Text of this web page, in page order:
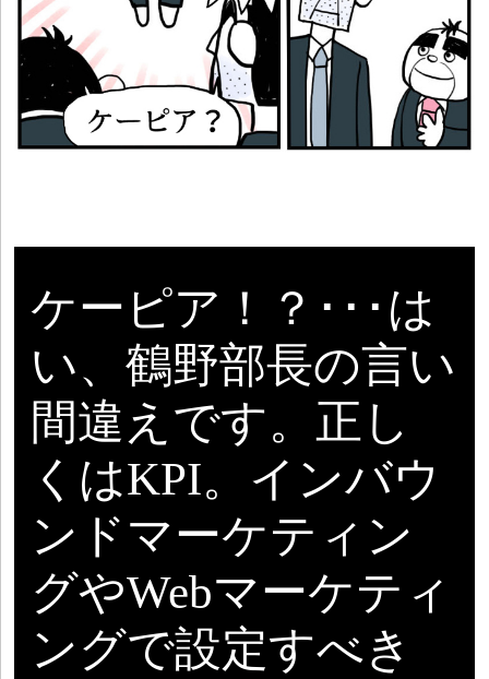
ケーピア！？･･･は
い、鶴野部長の言い
間違えです。正し
くはKPI。インバウ
ンドマーケティン
グやWebマーケティ
ングで設定すべき